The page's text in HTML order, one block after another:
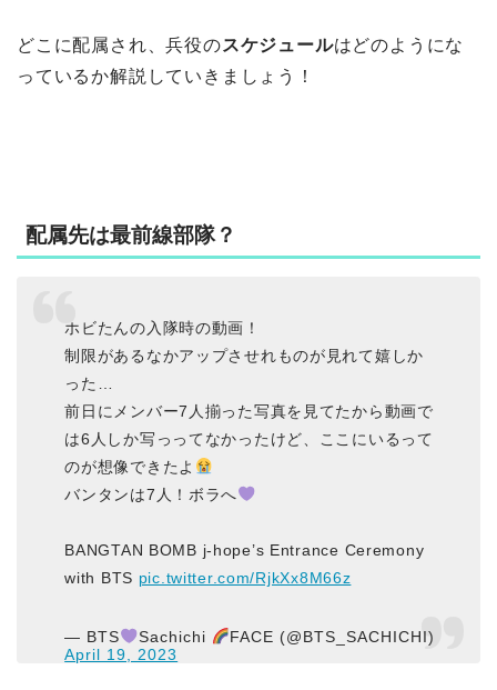
どこに配属され、兵役のスケジュールはどのようにな
っているか解説していきましょう！
配属先は最前線部隊？
ホビたんの入隊時の動画！
制限があるなかアップさせれものが見れて嬉しか
った…
前日にメンバー7人揃った写真を見てたから動画で
は6人しか写っってなかったけど、ここにいるって
のが想像できたよ
バンタンは7人！ボラへ
BANGTAN BOMB j-hope’s Entrance Ceremony
with BTS pic.twitter.com/RjkXx8M66z
— BTS Sachichi
FACE (@BTS_SACHICHI)
April 19, 2023